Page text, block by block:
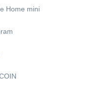
Home mini